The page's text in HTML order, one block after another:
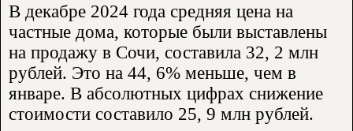
В декабре 2024 года средняя цена на
частные дома, которые были выставлены
на продажу в Сочи, составила 32, 2 млн
рублей. Это на 44, 6% меньше, чем в
январе. В абсолютных цифрах снижение
стоимости составило 25, 9 млн рублей.